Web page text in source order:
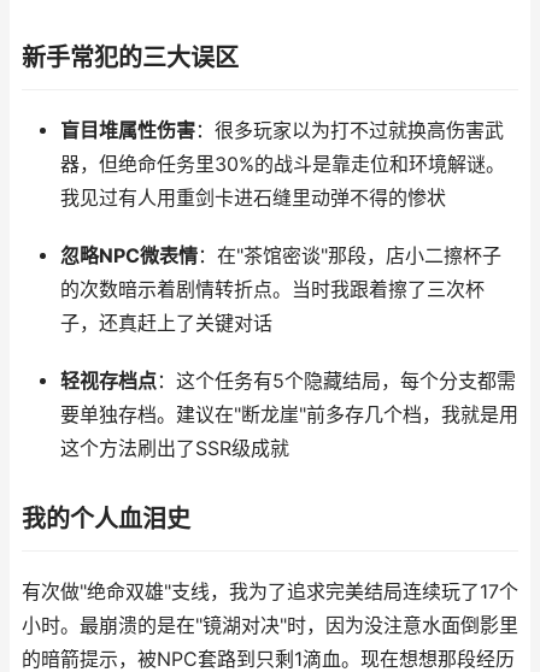
新手常犯的三大误区
盲目堆属性伤害：很多玩家以为打不过就换高伤害武
器，但绝命任务里30%的战斗是靠走位和环境解谜。
我见过有人用重剑卡进石缝里动弹不得的惨状
忽略NPC微表情：在"茶馆密谈"那段，店小二擦杯子
的次数暗示着剧情转折点。当时我跟着擦了三次杯
子，还真赶上了关键对话
轻视存档点：这个任务有5个隐藏结局，每个分支都需
要单独存档。建议在"断龙崖"前多存几个档，我就是用
这个方法刷出了SSR级成就
我的个人血泪史
有次做"绝命双雄"支线，我为了追求完美结局连续玩了17个
小时。最崩溃的是在"镜湖对决"时，因为没注意水面倒影里
的暗箭提示，被NPC套路到只剩1滴血。现在想想那段经历